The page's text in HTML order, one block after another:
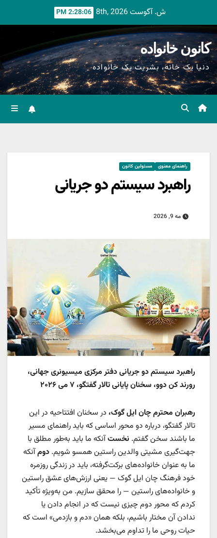
content
ش. آگوست 8th, 2026 2:28:08 PM
کانون خانواده
دنیا یک خانه، بشریت یک خانواده
راهنمای معنوی مسئولین کانون
راهبرد سیستم دو جریانی
مه 9, 2026
راهبرد سیستم دو جریانی دفتر مرکزی میسیونری جهانی،
رورند کن دوو، سخنان پایانی تالار گفتگو، ۷ می ۲۰۲۶
رهبران محترم چان ایل گوک، در سخنان افتتاحیه در این
تالار گفتگو، درباره دو محور اساسی که باید راهنمای مسیر
ما باشند سخن گفتم. نخستآنکه ما باید به‌طور مطلق با
جهت‌گیری مشیتی والدین راستین همسو شویم. دومآنکه
ما به عنوان خانواده‌های برکت‌گرفته، باید در زندگی روزمره
خود فرهنگ چان ایل گوک — یعنی ارزش‌های عشق راستین
و خانواده‌های راستین — را محقق سازیم. من به‌ویژه تأکید
کردم که محور دوم چیزی نیست که در انجام دادن یا
ندادن آن مختار باشیم، بلکه همان «دم و بازدمی» است که
حیات روحی ما را تداوم می‌بخشد.